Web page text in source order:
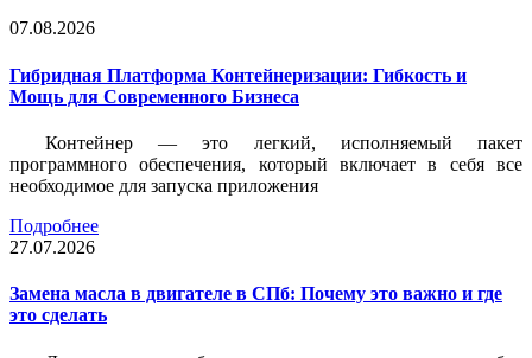
07.08.2026
Гибридная Платформа Контейнеризации: Гибкость и
Мощь для Современного Бизнеса
Контейнер — это легкий, исполняемый пакет
программного обеспечения, который включает в себя все
необходимое для запуска приложения
Подробнее
27.07.2026
Замена масла в двигателе в СПб: Почему это важно и где
это сделать